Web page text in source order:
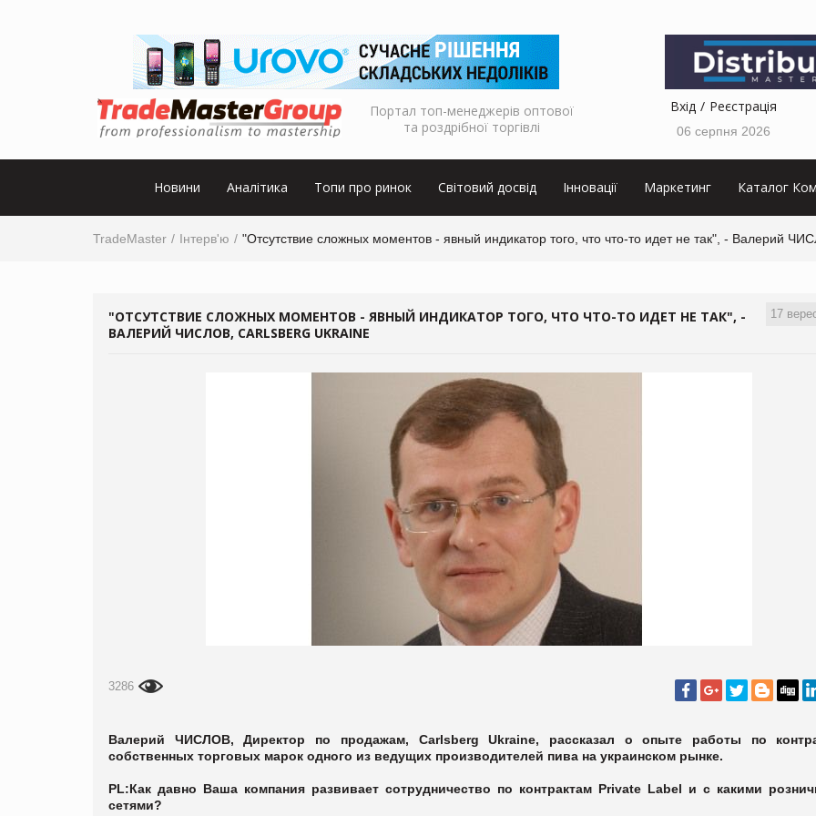
Портал топ-менеджерів оптової
та роздрібної торгівлі
Вхід Реєстрація
06 серпня 2026
Новини Аналітика Топи про ринок Світовий досвід Інновації Маркетинг Каталог
TradeMaster Інтерв'ю "Отсутствие сложных моментов - явный индикатор того, что что-то идет не так", - Валерий
17
"ОТСУТСТВИЕ СЛОЖНЫХ МОМЕНТОВ - ЯВНЫЙ ИНДИКАТОР ТОГО, ЧТО ЧТО-ТО ИДЕТ НЕ ТАК", -
ВАЛЕРИЙ ЧИСЛОВ, CARLSBERG UKRAINE
3286
Валерий ЧИСЛОВ, Директор по продажам, Carlsberg Ukraine, рассказал о опыте работы по
собственных торговых марок одного из ведущих производителей пива на украинском рынке.
PL:Как давно Ваша компания развивает сотрудничество по контрактам Private Label и с какими
сетями?